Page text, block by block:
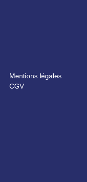
Mentions légales
CGV